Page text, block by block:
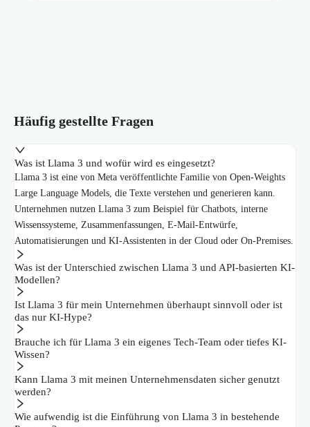
Häufig gestellte Fragen
Was ist Llama 3 und wofür wird es eingesetzt?
Llama 3 ist eine von Meta veröffentlichte Familie von Open-Weights
Large Language Models, die Texte verstehen und generieren kann.
Unternehmen nutzen Llama 3 zum Beispiel für Chatbots, interne
Wissenssysteme, Zusammenfassungen, E-Mail-Entwürfe,
Automatisierungen und KI-Assistenten in der Cloud oder On-Premises.
Was ist der Unterschied zwischen Llama 3 und API-basierten KI-
Modellen?
Ist Llama 3 für mein Unternehmen überhaupt sinnvoll oder ist
das nur KI-Hype?
Brauche ich für Llama 3 ein eigenes Tech-Team oder tiefes KI-
Wissen?
Kann Llama 3 mit meinen Unternehmensdaten sicher genutzt
werden?
Wie aufwendig ist die Einführung von Llama 3 in bestehende